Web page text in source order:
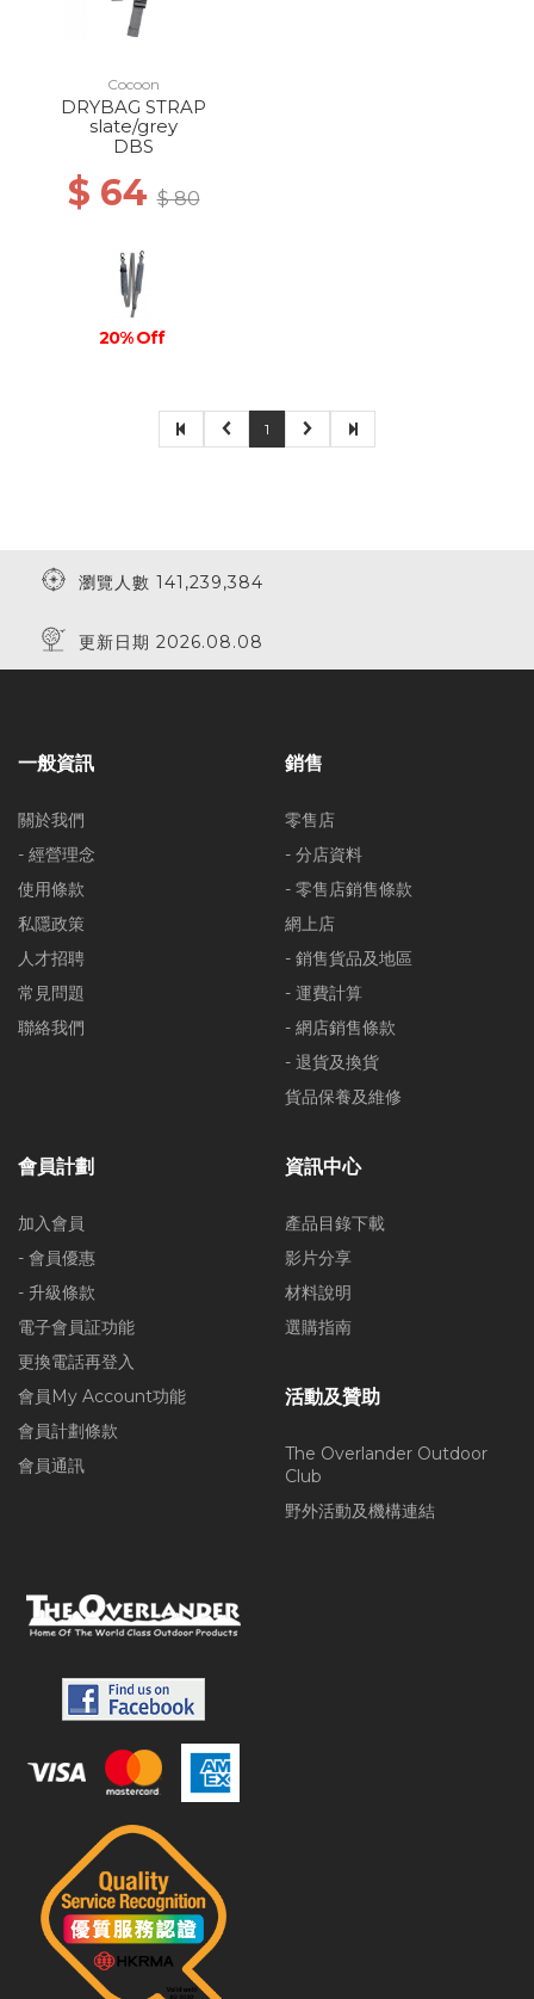
Cocoon
DRYBAG STRAP
slate/grey
DBS
$ 64$ 80
20% Off
1
瀏覽人數 141,239,384
更新日期 2026.08.08
一般資訊
關於我們
- 經營理念
使用條款
私隱政策
人才招聘
常見問題
聯絡我們
銷售
零售店
- 分店資料
- 零售店銷售條款
網上店
- 銷售貨品及地區
- 運費計算
- 網店銷售條款
- 退貨及換貨
貨品保養及維修
會員計劃
加入會員
- 會員優惠
- 升級條款
電子會員証功能
更換電話再登入
會員My Account功能
會員計劃條款
會員通訊
資訊中心
產品目錄下載
影片分享
材料說明
選購指南
活動及贊助
The Overlander Outdoor
Club
野外活動及機構連結